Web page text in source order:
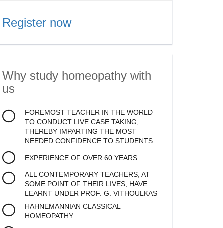
Register now
Why study homeopathy with
us
FOREMOST TEACHER IN THE WORLD
TO CONDUCT LIVE CASE TAKING,
THEREBY IMPARTING THE MOST
NEEDED CONFIDENCE TO STUDENTS
EXPERIENCE OF OVER 60 YEARS
ALL CONTEMPORARY TEACHERS, AT
SOME POINT OF THEIR LIVES, HAVE
LEARNT UNDER PROF. G. VITHOULKAS
HAHNEMANNIAN CLASSICAL
HOMEOPATHY